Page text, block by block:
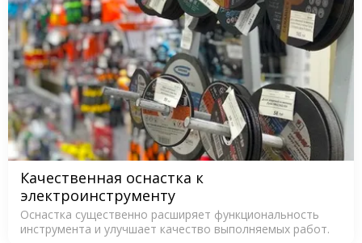
Качественная оснастка к
электроинструменту
Оснастка существенно расширяет функциональность
инструмента и улучшает качество выполняемых работ.